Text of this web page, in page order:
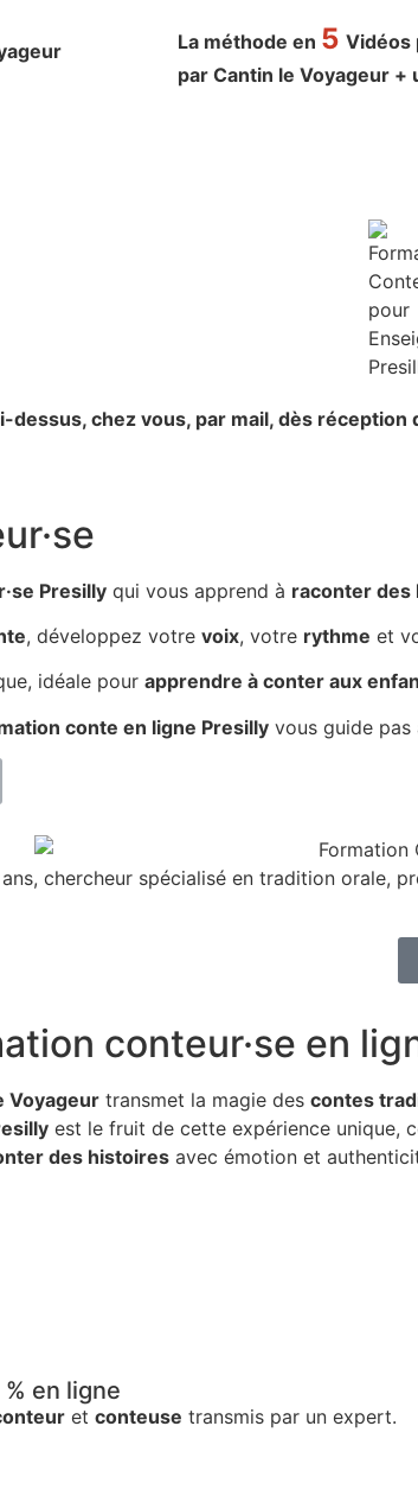
La méthode en 5Vidéos
par Cantin le Voyageur +
chez vous, par mail, dès réception
Presilly qui vous apprend à raconter des
, développez votre voix, votre rythme et
idéale pour apprendre à conter aux
conte en ligne Presilly vous guide pas
chercheur spécialisé en tradition orale,
conteur·se en
Voyageur transmet la magie des contes
est le fruit de cette expérience unique,
des histoires avec émotion et
en ligne
et conteuse transmis par un expert.